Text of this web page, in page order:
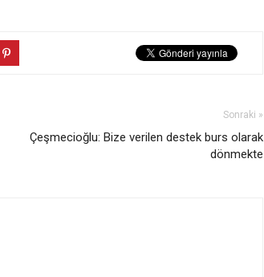
Sonraki »
Çeşmecioğlu: Bize verilen destek burs olarak
dönmekte